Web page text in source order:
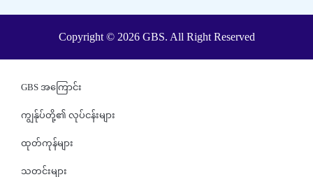
Copyright © 2026 GBS. All Right Reserved
GBS အကြောင်း
ကျွန်ုပ်တို့၏ လုပ်ငန်းများ
ထုတ်ကုန်များ
သတင်းများ